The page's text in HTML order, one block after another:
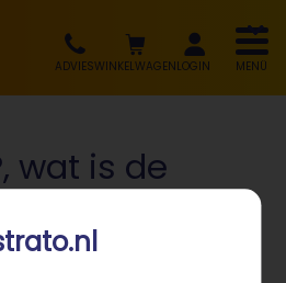
ADVIESWINKELWAGENLOGIN MENÜ
wat is de
IMAP en POP